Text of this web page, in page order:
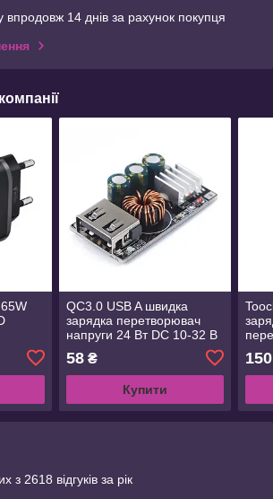
14 днів за рахунок покупця
QC3.0 USB A швидка
зарядка перетворювач
напруги 24 Вт DC 10-32 В
58₴
Купити
150
з 2618 відгуків за рік